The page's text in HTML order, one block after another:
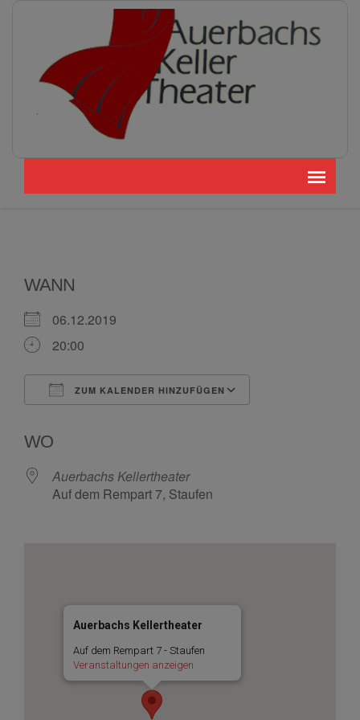
WANN
06.12.2019
20:00
ZUM KALENDER HINZUFÜGEN
WO
Auerbachs Kellertheater
Auf dem Rempart 7, Staufen
Auerbachs Kellertheater
Auf dem Rempart 7 - Staufen
Veranstaltungen anzeigen